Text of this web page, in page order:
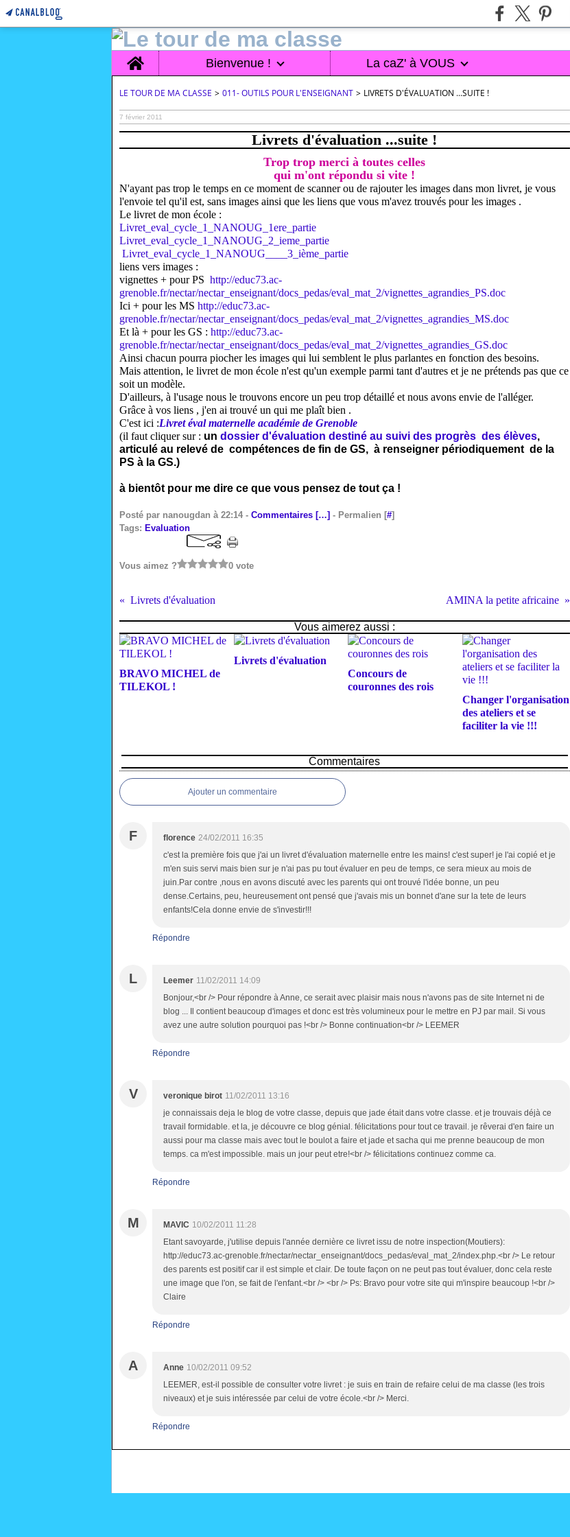
Home Bienvenue ! La caZ' à VOUS
LE TOUR DE MA CLASSE > 011- OUTILS POUR L'ENSEIGNANT > LIVRETS D'ÉVALUATION ...SUITE !
7 février 2011
Livrets d'évaluation ...suite !
Trop trop merci à toutes celles
qui m'ont répondu si vite !
N'ayant pas trop le temps en ce moment de scanner ou de rajouter les images dans mon livret, je vous
l'envoie tel qu'il est, sans images ainsi que les liens que vous m'avez trouvés pour les images .
Le livret de mon école :
Livret_eval_cycle_1_NANOUG_1ere_partie
Livret_eval_cycle_1_NANOUG_2_ieme_partie
Livret_eval_cycle_1_NANOUG____3_ième_partie
liens vers images :
vignettes + pour PS http://educ73.ac-
grenoble.fr/nectar/nectar_enseignant/docs_pedas/eval_mat_2/vignettes_agrandies_PS.doc
Ici + pour les MS http://educ73.ac-
grenoble.fr/nectar/nectar_enseignant/docs_pedas/eval_mat_2/vignettes_agrandies_MS.doc
Et là + pour les GS : http://educ73.ac-
grenoble.fr/nectar/nectar_enseignant/docs_pedas/eval_mat_2/vignettes_agrandies_GS.doc
Ainsi chacun pourra piocher les images qui lui semblent le plus parlantes en fonction des besoins.
Mais attention, le livret de mon école n'est qu'un exemple parmi tant d'autres et je ne prétends pas que ce
soit un modèle.
D'ailleurs, à l'usage nous le trouvons encore un peu trop détaillé et nous avons envie de l'alléger.
Grâce à vos liens , j'en ai trouvé un qui me plaît bien .
C'est ici :Livret éval maternelle académie de Grenoble
(il faut cliquer sur : un dossier d'évaluation destiné au suivi des progrès des élèves,
articulé au relevé de compétences de fin de GS, à renseigner périodiquement de la
PS à la GS.)
à bientôt pour me dire ce que vous pensez de tout ça !
Posté par nanougdan à 22:14 - Commentaires […] - Permalien [#]
Tags: Evaluation
Vous aimez ? 0 vote
Livrets d'évaluation AMINA la petite africaine
Vous aimerez aussi :
BRAVO MICHEL de
TILEKOL !
Livrets d'évaluation
Concours de
couronnes des rois
Changer l'organisation
des ateliers et se
faciliter la vie !!!
Commentaires
Ajouter un commentaire
F florence 24/02/2011 16:35
c'est la première fois que j'ai un livret d'évaluation maternelle entre les mains! c'est super! je l'ai copié et je
m'en suis servi mais bien sur je n'ai pas pu tout évaluer en peu de temps, ce sera mieux au mois de
juin.Par contre ,nous en avons discuté avec les parents qui ont trouvé l'idée bonne, un peu
dense.Certains, peu, heureusement ont pensé que j'avais mis un bonnet d'ane sur la tete de leurs
enfants!Cela donne envie de s'investir!!!
Répondre
L Leemer 11/02/2011 14:09
Bonjour,<br /> Pour répondre à Anne, ce serait avec plaisir mais nous n'avons pas de site Internet ni de
blog ... Il contient beaucoup d'images et donc est très volumineux pour le mettre en PJ par mail. Si vous
avez une autre solution pourquoi pas !<br /> Bonne continuation<br /> LEEMER
Répondre
V veronique birot 11/02/2011 13:16
je connaissais deja le blog de votre classe, depuis que jade était dans votre classe. et je trouvais déjà ce
travail formidable. et la, je découvre ce blog génial. félicitations pour tout ce travail. je rêverai d'en faire un
aussi pour ma classe mais avec tout le boulot a faire et jade et sacha qui me prenne beaucoup de mon
temps. ca m'est impossible. mais un jour peut etre!<br /> félicitations continuez comme ca.
Répondre
M MAVIC 10/02/2011 11:28
Etant savoyarde, j'utilise depuis l'année dernière ce livret issu de notre inspection(Moutiers):
http://educ73.ac-grenoble.fr/nectar/nectar_enseignant/docs_pedas/eval_mat_2/index.php.<br /> Le retour
des parents est positif car il est simple et clair. De toute façon on ne peut pas tout évaluer, donc cela reste
une image que l'on, se fait de l'enfant.<br /> <br /> Ps: Bravo pour votre site qui m'inspire beaucoup !<br />
Claire
Répondre
A Anne 10/02/2011 09:52
LEEMER, est-il possible de consulter votre livret : je suis en train de refaire celui de ma classe (les trois
niveaux) et je suis intéressée par celui de votre école.<br /> Merci.
Répondre